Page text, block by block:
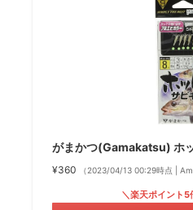
がまかつ(Gamakatsu) ホ
¥360 （2023/04/13 00:29時点 |
＼楽天ポイント5